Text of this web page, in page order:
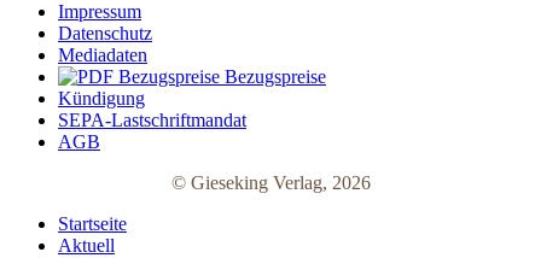
Impressum
Datenschutz
Mediadaten
Bezugspreise
Kündigung
SEPA-Lastschriftmandat
AGB
© Gieseking Verlag, 2026
Startseite
Aktuell